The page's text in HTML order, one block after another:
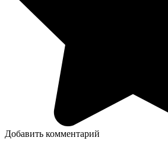
Добавить комментарий